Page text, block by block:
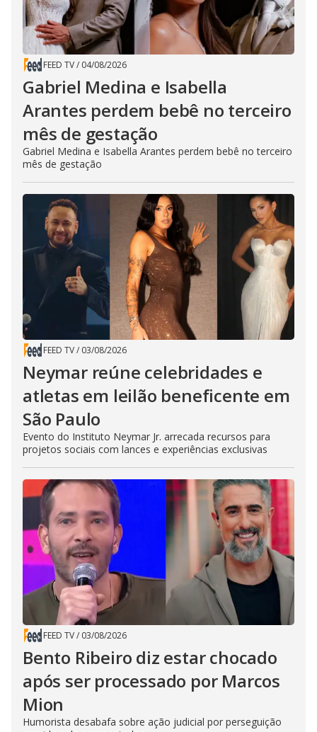
FEED TV/ 04/08/2026
Gabriel Medina e Isabella
Arantes perdem bebê no terceiro
mês de gestação
Gabriel Medina e Isabella Arantes perdem bebê no terceiro
mês de gestação
FEED TV/ 03/08/2026
Neymar reúne celebridades e
atletas em leilão beneficente em
São Paulo
Evento do Instituto Neymar Jr. arrecada recursos para
projetos sociais com lances e experiências exclusivas
FEED TV/ 03/08/2026
Bento Ribeiro diz estar chocado
após ser processado por Marcos
Mion
Humorista desabafa sobre ação judicial por perseguição